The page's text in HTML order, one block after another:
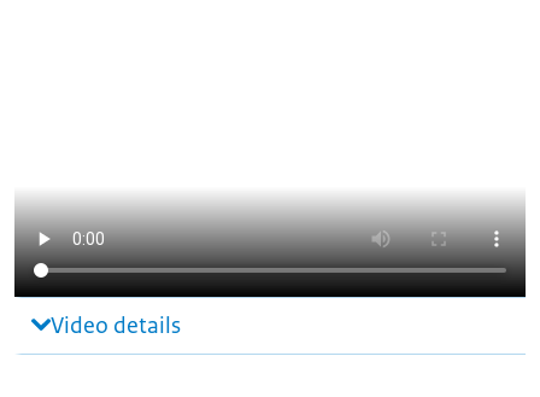
Video details